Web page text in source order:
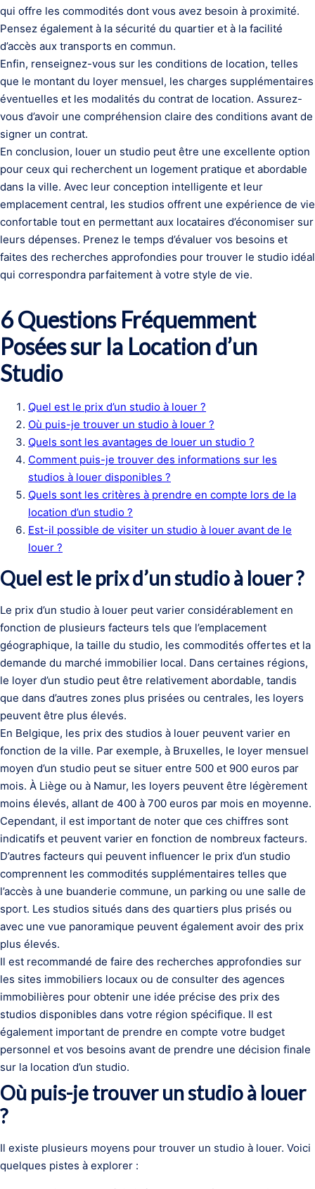
qui offre les commodités dont vous avez besoin à proximité.
Pensez également à la sécurité du quartier et à la facilité
d’accès aux transports en commun.
Enfin, renseignez-vous sur les conditions de location, telles
que le montant du loyer mensuel, les charges supplémentaires
éventuelles et les modalités du contrat de location. Assurez-
vous d’avoir une compréhension claire des conditions avant de
signer un contrat.
En conclusion, louer un studio peut être une excellente option
pour ceux qui recherchent un logement pratique et abordable
dans la ville. Avec leur conception intelligente et leur
emplacement central, les studios offrent une expérience de vie
confortable tout en permettant aux locataires d’économiser sur
leurs dépenses. Prenez le temps d’évaluer vos besoins et
faites des recherches approfondies pour trouver le studio idéal
qui correspondra parfaitement à votre style de vie.
6 Questions Fréquemment
Posées sur la Location d’un
Studio
Quel est le prix d’un studio à louer ?
Où puis-je trouver un studio à louer ?
Quels sont les avantages de louer un studio ?
Comment puis-je trouver des informations sur les
studios à louer disponibles ?
Quels sont les critères à prendre en compte lors de la
location d’un studio ?
Est-il possible de visiter un studio à louer avant de le
louer ?
Quel est le prix d’un studio à louer ?
Le prix d’un studio à louer peut varier considérablement en
fonction de plusieurs facteurs tels que l’emplacement
géographique, la taille du studio, les commodités offertes et la
demande du marché immobilier local. Dans certaines régions,
le loyer d’un studio peut être relativement abordable, tandis
que dans d’autres zones plus prisées ou centrales, les loyers
peuvent être plus élevés.
En Belgique, les prix des studios à louer peuvent varier en
fonction de la ville. Par exemple, à Bruxelles, le loyer mensuel
moyen d’un studio peut se situer entre 500 et 900 euros par
mois. À Liège ou à Namur, les loyers peuvent être légèrement
moins élevés, allant de 400 à 700 euros par mois en moyenne.
Cependant, il est important de noter que ces chiffres sont
indicatifs et peuvent varier en fonction de nombreux facteurs.
D’autres facteurs qui peuvent influencer le prix d’un studio
comprennent les commodités supplémentaires telles que
l’accès à une buanderie commune, un parking ou une salle de
sport. Les studios situés dans des quartiers plus prisés ou
avec une vue panoramique peuvent également avoir des prix
plus élevés.
Il est recommandé de faire des recherches approfondies sur
les sites immobiliers locaux ou de consulter des agences
immobilières pour obtenir une idée précise des prix des
studios disponibles dans votre région spécifique. Il est
également important de prendre en compte votre budget
personnel et vos besoins avant de prendre une décision finale
sur la location d’un studio.
Où puis-je trouver un studio à louer
?
Il existe plusieurs moyens pour trouver un studio à louer. Voici
quelques pistes à explorer :